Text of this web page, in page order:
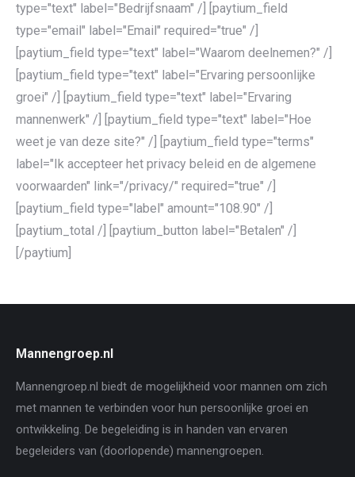
type="text" label="Bedrijfsnaam" /] [paytium_field
type="email" label="Email" required="true" /]
[paytium_field type="text" label="Waarom deelnemen?" /]
[paytium_field type="text" label="Ervaring persoonlijke
groei" /] [paytium_field type="text" label="Ervaring
mannenwerk" /] [paytium_field type="text" label="Hoe
weet je van deze site?" /] [paytium_field type="terms"
label="Ik accepteer het privacy beleid en de algemene
voorwaarden" link="/privacy/" required="true" /]
[paytium_field type="label" amount="108.90" /]
[paytium_total /] [paytium_button label="Betalen" /]
[/paytium]
Mannengroep.nl
Mannengroep.nl biedt de mogelijkheid voor mannen om zich
met mannen te verbinden voor hun persoonlijke groei en
ontwikkeling. De begeleiding is in handen van ervaren
begeleiders van (doorlopende) mannengroepen.